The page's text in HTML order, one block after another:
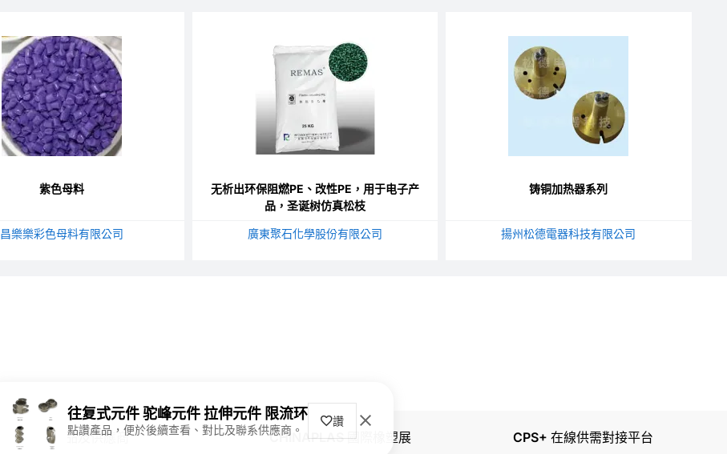
往复式元件 驼峰元件 拉伸元件 限流环
點讚產品，便於後續查看、對比及聯系供應商。
讚
紫色母料
昌樂樂彩色母料有限公司
无析出环保阻燃PE、改性PE，用于电子产
品，圣诞树仿真松枝
廣東聚石化學股份有限公司
铸铜加热器系列
揚州松德電器科技有限公司
尋找產品及供應商 CHINAPLAS 國際橡塑展 CPS+ 在線供需對接平台